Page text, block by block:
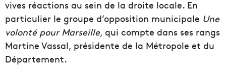
vives réactions au sein de la droite locale. En
particulier le groupe d’opposition municipale Une
volonté pour Marseille, qui compte dans ses rangs
Martine Vassal, présidente de la Métropole et du
Département.